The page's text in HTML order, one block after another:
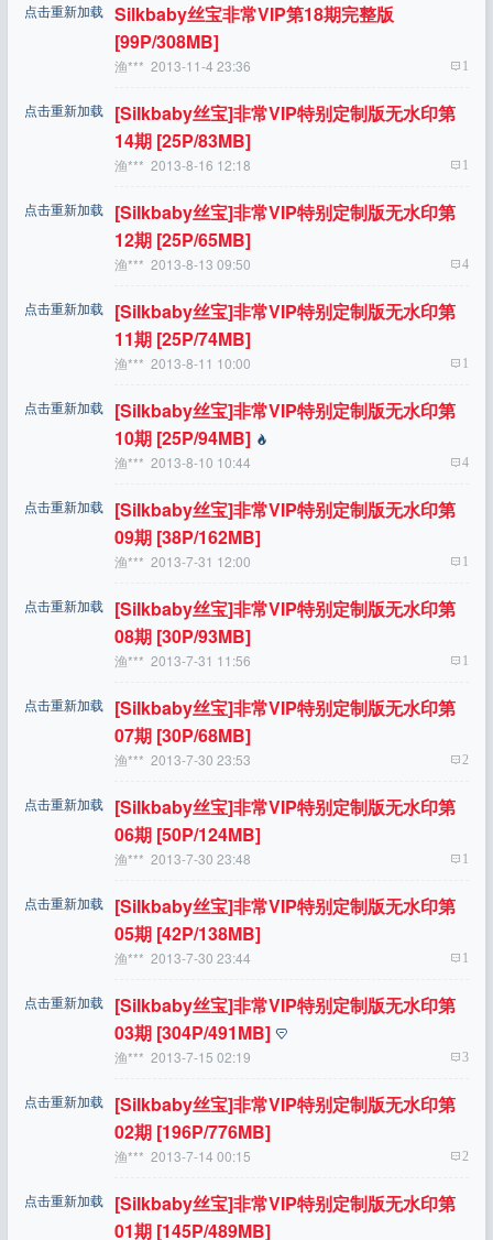
点击重新加载
Silkbaby丝宝非常VIP第18期完整版
[99P/308MB]
渔*** 2013-11-4 23:36 1
点击重新加载
[silkbaby丝宝]非常VIP特别定制版无水印第
14期 [25P/83MB]
渔*** 2013-8-16 12:18 1
点击重新加载
[silkbaby丝宝]非常VIP特别定制版无水印第
12期 [25P/65MB]
渔*** 2013-8-13 09:50 4
点击重新加载
[silkbaby丝宝]非常VIP特别定制版无水印第
11期 [25P/74MB]
渔*** 2013-8-11 10:00 1
点击重新加载
[silkbaby丝宝]非常VIP特别定制版无水印第
10期 [25P/94MB]
渔*** 2013-8-10 10:44 4
点击重新加载
[silkbaby丝宝]非常VIP特别定制版无水印第
09期 [38P/162MB]
渔*** 2013-7-31 12:00 1
点击重新加载
[silkbaby丝宝]非常VIP特别定制版无水印第
08期 [30P/93MB]
渔*** 2013-7-31 11:56 1
点击重新加载
[silkbaby丝宝]非常VIP特别定制版无水印第
07期 [30P/68MB]
渔*** 2013-7-30 23:53 2
点击重新加载
[silkbaby丝宝]非常VIP特别定制版无水印第
06期 [50P/124MB]
渔*** 2013-7-30 23:48 1
点击重新加载
[silkbaby丝宝]非常VIP特别定制版无水印第
05期 [42P/138MB]
渔*** 2013-7-30 23:44 1
点击重新加载
[silkbaby丝宝]非常VIP特别定制版无水印第
03期 [304P/491MB]
渔*** 2013-7-15 02:19 3
点击重新加载
[silkbaby丝宝]非常VIP特别定制版无水印第
02期 [196P/776MB]
渔*** 2013-7-14 00:15 2
点击重新加载
[silkbaby丝宝]非常VIP特别定制版无水印第
01期 [145P/489MB]